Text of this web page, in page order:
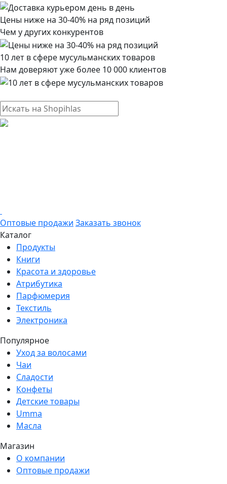
Цены ниже на 30-40% на ряд позиций
Чем у других конкурентов
10 лет в сфере мусульманских товаров
Нам доверяют уже более 10 000 клиентов
Оптовые продажи Заказать звонок
Каталог
Продукты
Книги
Красота и здоровье
Атрибутика
Парфюмерия
Текстиль
Электроника
Популярное
Уход за волосами
Чаи
Сладости
Конфеты
Детские товары
Umma
Масла
Магазин
О компании
Оптовые продажи